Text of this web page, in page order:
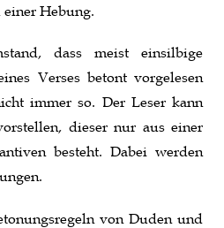
Hebung.
dass meist einsilbige
Verses betont vorgelesen
immer so. Der Leser kann
dieser nur aus einer
besteht. Dabei werden
von Duden und